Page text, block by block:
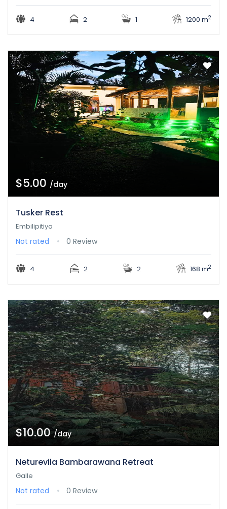
4 2 1 1200 m2
$5.00 /day
Tusker Rest
Embilipitiya
Not rated 0 Review
4 2 2 168 m2
$10.00/day
Neturevila Bambarawana Retreat
Galle
Not rated 0 Review